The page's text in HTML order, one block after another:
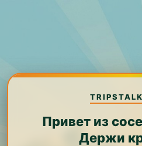
Привет из
Держи